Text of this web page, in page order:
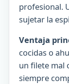
profesional.
sujetar la
Ventaja
cocidas o
un filete mal
siempre